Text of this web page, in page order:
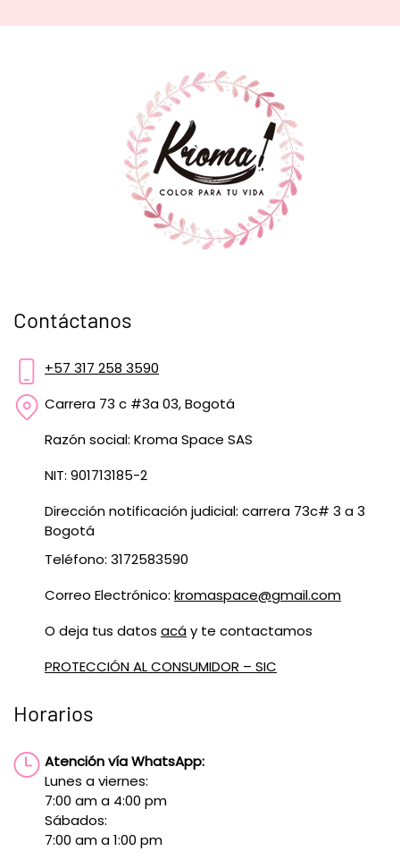
Contáctanos
+57 317 258 3590
Carrera 73 c #3a 03, Bogotá
Razón social: Kroma Space SAS
NIT: 901713185-2
Dirección notificación judicial: carrera 73c# 3 a 3
Bogotá
Teléfono: 3172583590
Correo Electrónico: kromaspace@gmail.com
O deja tus datos acáy te contactamos
PROTECCIÓN AL CONSUMIDOR – SIC
Horarios
Atención vía WhatsApp:
Lunes a viernes:
7:00 am a 4:00 pm
Sábados:
7:00 am a 1:00 pm